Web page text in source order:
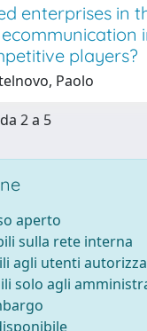
enterprises in
players?
Paolo
2 a 5
aperto
sulla rete interna
agli utenti
solo agli